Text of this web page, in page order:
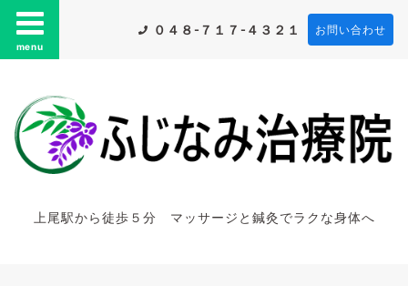
menu
０４８-７１７-４３２１ お問い合わせ
上尾駅から徒歩５分 マッサージと鍼灸でラクな身体へ